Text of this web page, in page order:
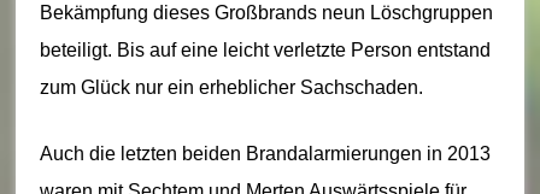
ö
s
c
h
Bekämpfung dieses Großbrands neun Löschgruppen
beteiligt. Bis auf eine leicht verletzte Person entstand
zum Glück nur ein erheblicher Sachschaden.
Auch die letzten beiden Brandalarmierungen in 2013